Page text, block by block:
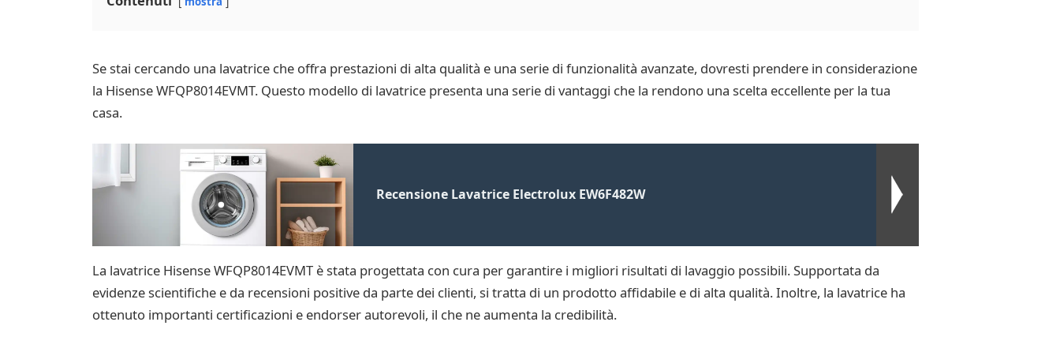
Se stai cercando una lavatrice che offra prestazioni di alta qualità e una serie di funzionalità avanzate, dovresti prendere in considerazione
la Hisense WFQP8014EVMT. Questo modello di lavatrice presenta una serie di vantaggi che la rendono una scelta eccellente per la tua
casa.
Recensione Lavatrice Electrolux EW6F482W
La lavatrice Hisense WFQP8014EVMT è stata progettata con cura per garantire i migliori risultati di lavaggio possibili. Supportata da
evidenze scientifiche e da recensioni positive da parte dei clienti, si tratta di un prodotto affidabile e di alta qualità. Inoltre, la lavatrice ha
ottenuto importanti certificazioni e endorser autorevoli, il che ne aumenta la credibilità.